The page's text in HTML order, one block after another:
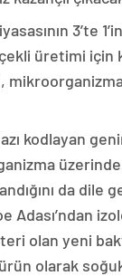
3’te
üretimi için
kodlayan
da dile
Adası’ndan
olan yeni
olarak